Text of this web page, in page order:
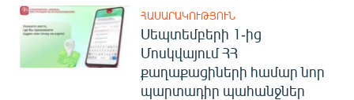
ՀԱՍԱՐԱԿՈՒԹՅՈՒՆ
Սեպտեմբերի 1-ից
Մոսկվայում ՀՀ
քաղաքացիների համար նոր
պարտադիր պահանջներ